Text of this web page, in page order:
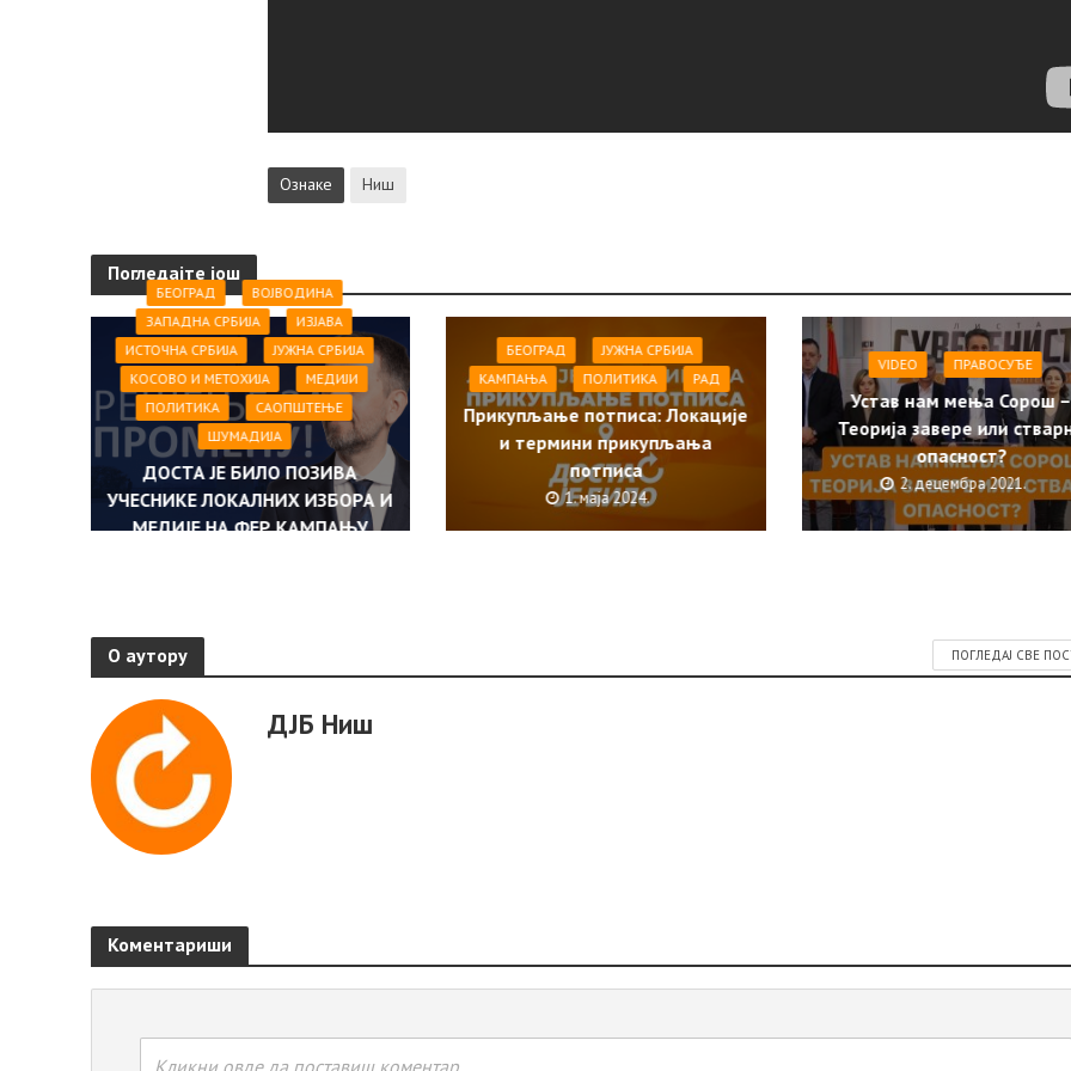
Ознаке Ниш
Погледајте још
БЕОГРАД
ВОЈВОДИНА
ЗАПАДНА СРБИЈА
ИЗЈАВА
ИСТОЧНА СРБИЈА
ЈУЖНА СРБИЈА
КОСОВО И МЕТОХИЈА
МЕДИЈИ
ПОЛИТИКА
САОПШТЕЊE
ШУМАДИЈА
ДОСТА ЈЕ БИЛО ПОЗИВА
УЧЕСНИКЕ ЛОКАЛНИХ ИЗБОРА И
МЕДИЈЕ НА ФЕР КАМПАЊУ
БЕОГРАД
ЈУЖНА СРБИЈА
КАМПАЊА
ПОЛИТИКА РАД
Прикупљање потписа: Локације
и термини прикупљања
потписа
1. маја 2024.
VIDEO ПРАВОСУЂЕ
Устав нам мења Сорош –
Теорија завере или
опасност?
2. децембра 2021.
О аутору ПОГЛЕДАЈ СВЕ
ДЈБ Ниш
Коментариши
Кликни овде да поставиш коментар